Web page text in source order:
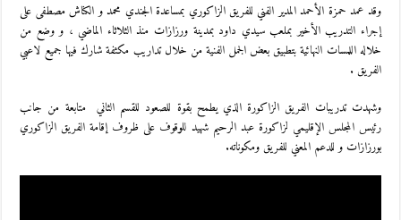
وقد عمد حمزة الأحمد المدير الفني للفريق الزاكوري بمساعدة الجندي محمد و الكناش مصطفى على
إجراء التدريب الأخير بملعب سيدي داود بمدينة ورزازات منذ الثلاثاء الماضي ، و وضع من
خلاله اللمسات النهائية بتطبيق بعض الجمل الفنية من خلال تداريب مكثفة شارك فيها جميع لاعبي
الفريق .
وشهدت تدريبات الفريق الزاكورة الذي يطمح بقوة للصعود للقسم الثاني متابعة من جانب
رئيس المجلس الإقليمي لزاكورة عبد الرحيم شهيد للوقوف على ظروف إقامة الفريق الزاكوري
بورزازات و للدعم المعني للفريق ومكوناته.